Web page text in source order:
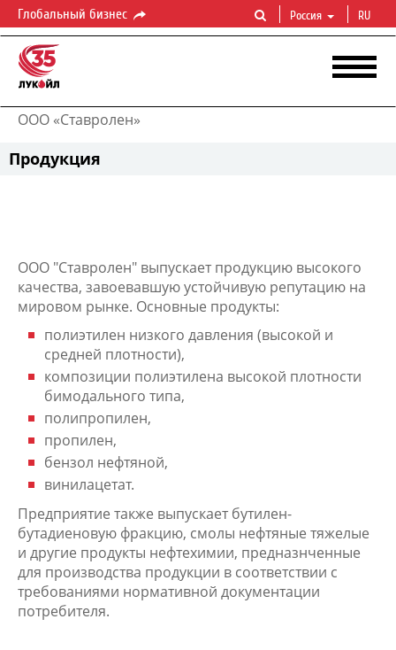
Глобальный бизнес Россия RU
ООО «Ставролен»
Продукция
ООО "Ставролен" выпускает продукцию высокого
качества, завоевавшую устойчивую репутацию на
мировом рынке. Основные продукты:
полиэтилен низкого давления (высокой и
средней плотности),
композиции полиэтилена высокой плотности
бимодального типа,
полипропилен,
пропилен,
бензол нефтяной,
винилацетат.
Предприятие также выпускает бутилен-
бутадиеновую фракцию, смолы нефтяные тяжелые
и другие продукты нефтехимии, предназнченные
для производства продукции в соответствии с
требованиями нормативной документации
потребителя.